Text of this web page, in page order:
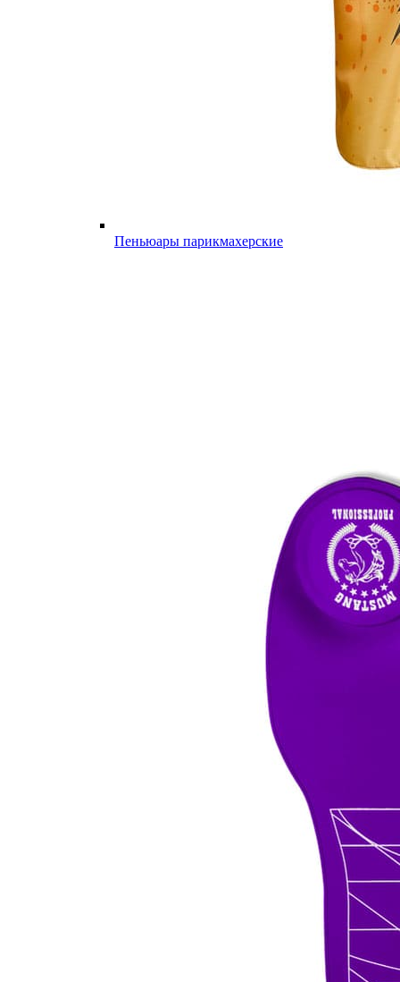
Пеньюары парикмахерские